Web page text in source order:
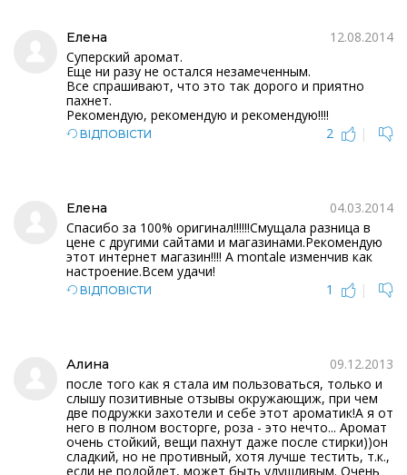
Елена
12.08.2014
Суперский аромат.
Еще ни разу не остался незамеченным.
Все спрашивают, что это так дорого и приятно
пахнет.
Рекомендую, рекомендую и рекомендую!!!!
ВІДПОВІСТИ 2 |
Елена
04.03.2014
Спасибо за 100% оригинал!!!!!!Смущала разница в
цене с другими сайтами и магазинами.Рекомендую
этот интернет магазин!!!! А montale изменчив как
настроение.Всем удачи!
ВІДПОВІСТИ 1 |
Алина
09.12.2013
после того как я стала им пользоваться, только и
слышу позитивные отзывы окружающиж, при чем
две подружки захотели и себе этот ароматик!А я от
него в полном восторге, роза - это нечто... Аромат
очень стойкий, вещи пахнут даже после стирки))он
сладкий, но не противный, хотя лучше тестить, т.к.,
если не подойдет, может быть удушливым. Очень